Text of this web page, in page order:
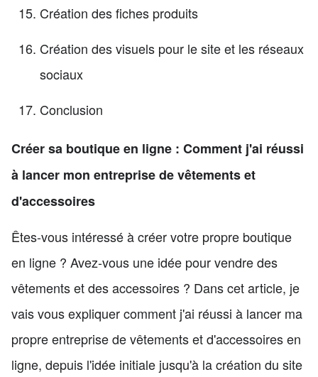
Création des fiches produits
Création des visuels pour le site et les réseaux
sociaux
Conclusion
Créer sa boutique en ligne : Comment j'ai réussi
à lancer mon entreprise de vêtements et
d'accessoires
Êtes-vous intéressé à créer votre propre boutique
en ligne ? Avez-vous une idée pour vendre des
vêtements et des accessoires ? Dans cet article, je
vais vous expliquer comment j'ai réussi à lancer ma
propre entreprise de vêtements et d'accessoires en
ligne, depuis l'idée initiale jusqu'à la création du site